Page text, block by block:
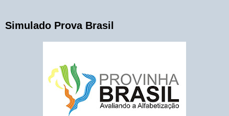
Simulado Prova Brasil